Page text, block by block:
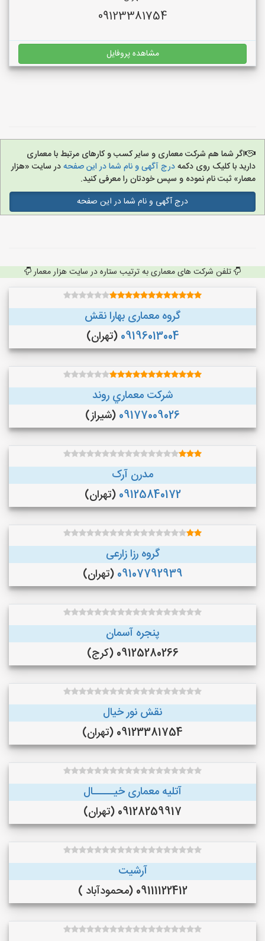
09123381754
مشاهده پروفایل
اگر شما هم شرکت معماری و سایر کسب و کارهای مرتبط با معماری
دارید با کلیک روی دکمهدرج آگهی و نام شما در این صفحهدر سایت «هزار
معمار» ثبت نام نموده و سپس خودتان را معرفی کنید.
درج آگهی و نام شما در این صفحه
تلفن شرکت های معماری به ترتیب ستاره در سایت هزار معمار
گروه معماری بهارا نقش
09196013004 (تهران)
شركت معماري روند
09177009026 (شیراز)
مدرن آرک
09125840172 (تهران)
گروه رزا زارعی
09107792939 (تهران)
پنجره آسمان
09125280266 (کرج)
نقش نور خیال
09123381754 (تهران)
آتلیه معماری خیـــــال
09128259917 (تهران)
آرشیت
09111122412 (محمودآباد )